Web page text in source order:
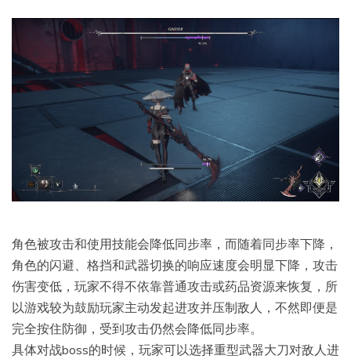
角色被攻击和使用技能会降低同步率，而随着同步率下降，
角色的闪避、格挡和武器切换的响应速度会明显下降，攻击
伤害变低，玩家不得不依靠普通攻击或药品资源来恢复，所
以游戏较为鼓励玩家主动发起进攻并压制敌人，不然即便是
完全按住防御，受到攻击仍然会降低同步率。
具体对战boss的时候，玩家可以选择重型武器大刀对敌人进